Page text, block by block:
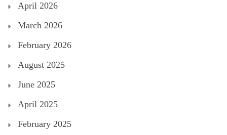
April 2026
March 2026
February 2026
August 2025
June 2025
April 2025
February 2025